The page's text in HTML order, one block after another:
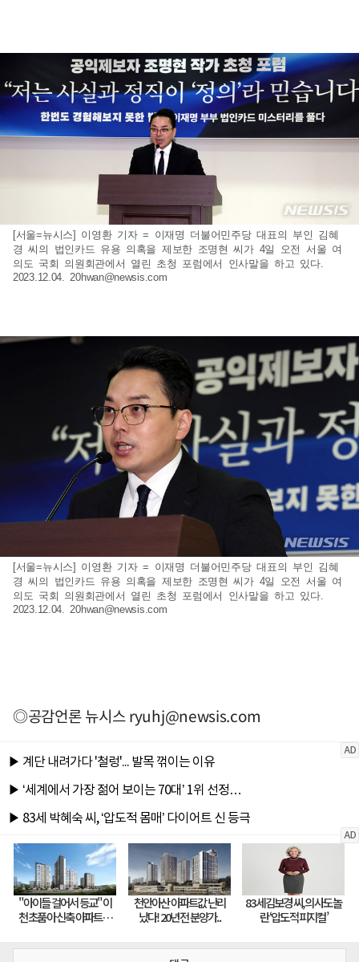
[서울=뉴시스] 이영환 기자 = 이재명 더불어민주당 대표의 부인 김혜
경 씨의 법인카드 유용 의혹을 제보한 조명현 씨가 4일 오전 서울 여
의도 국회 의원회관에서 열린 초청 포럼에서 인사말을 하고 있다.
2023.12.04. 20hwan@newsis.com
[서울=뉴시스] 이영환 기자 = 이재명 더불어민주당 대표의 부인 김혜
경 씨의 법인카드 유용 의혹을 제보한 조명현 씨가 4일 오전 서울 여
의도 국회 의원회관에서 열린 초청 포럼에서 인사말을 하고 있다.
2023.12.04.20hwan@newsis.com
◎공감언론 뉴시스ryuhj@newsis.com